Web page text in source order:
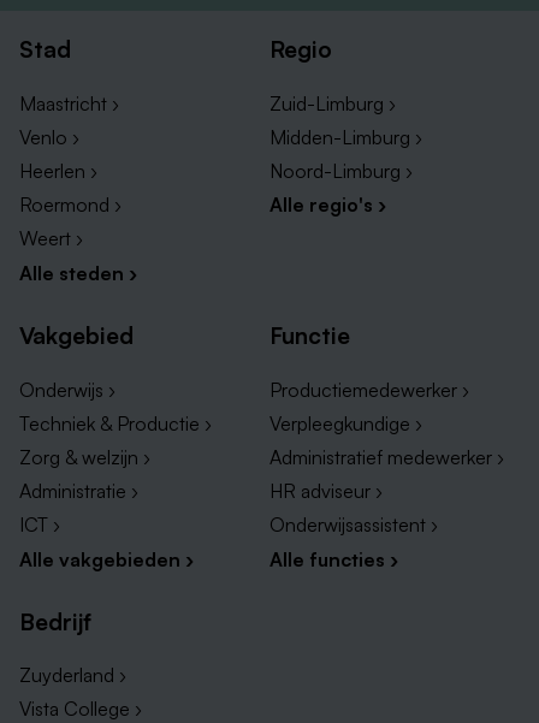
Stad
Maastricht ›
Venlo ›
Heerlen ›
Roermond ›
Weert ›
Alle steden ›
Regio
Zuid-Limburg ›
Midden-Limburg ›
Noord-Limburg ›
Alle regio's ›
Vakgebied
Onderwijs ›
Techniek & Productie ›
Zorg & welzijn ›
Administratie ›
ICT ›
Alle vakgebieden ›
Functie
Productiemedewerker ›
Verpleegkundige ›
Administratief medewerker ›
HR adviseur ›
Onderwijsassistent ›
Alle functies ›
Bedrijf
Zuyderland ›
Vista College ›